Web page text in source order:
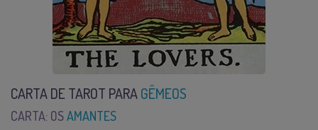
CARTA DE TAROT PARAGÊMEOS
CARTA: OSAMANTES